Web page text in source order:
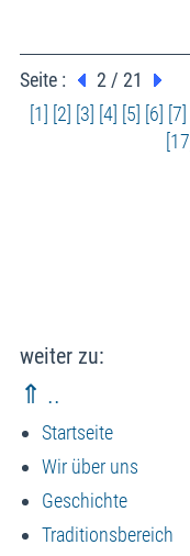
Seite :
2 / 21
[1]
[2] [3] [4] [5] [6] [7]
[17]
weiter zu:
⇑ ..
Startseite
Wir über uns
Geschichte
Traditionsbereich